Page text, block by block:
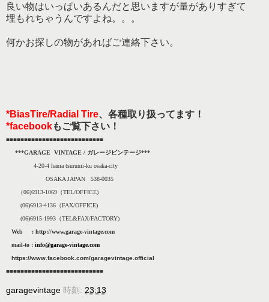
良い物はいっぱいあるんだと思いますが量がありすぎて
埋もれちゃうんですよね。。。
何かお探しの物があればご連絡下さい。
*BiasTire/Radial Tire、各種取り扱ってます！
*facebookもご覧下さい！
■■■■■■■■■■■■■■■■■■■■■■■■■■■
***GARAGE VINTAGE / ガレージビンテージ***
4-20-4 hama tsurumi-ku osaka-city
OSAKA JAPAN 538-0035
（06)6913-1069（TEL/OFFICE)
(06)6913-4136 （FAX/OFFICE)
(06)6915-1993 （TEL&FAX/FACTORY)
Web : http://www.garage-vintage.com
mail-to : info@garage-vintage.com
https://www.facebook.com/garagevintage.official
■■■■■■■■■■■■■■■■■■■■■■■■■■■
garagevintage 時刻: 23:13